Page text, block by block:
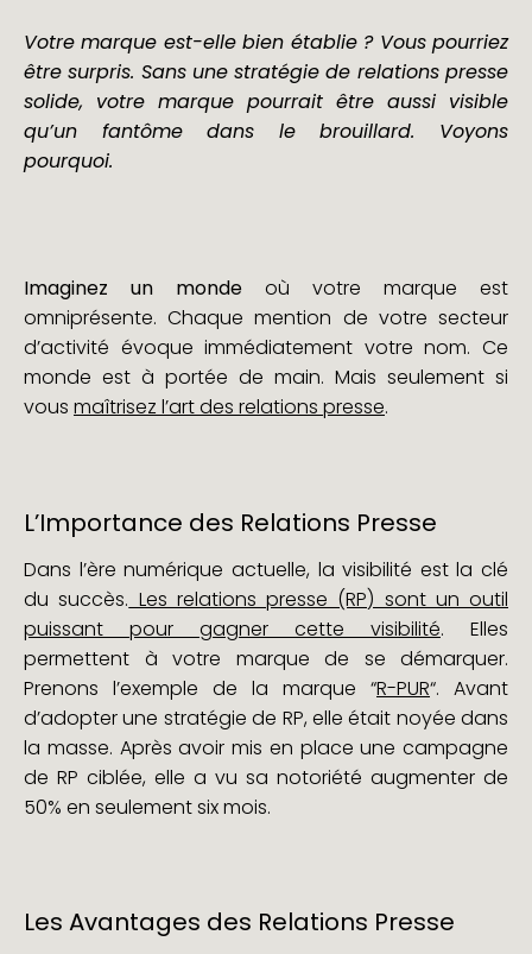
Votre marque est-elle bien établie ? Vous pourriez
être surpris. Sans une stratégie de relations presse
solide, votre marque pourrait être aussi visible
qu’un fantôme dans le brouillard. Voyons
pourquoi.
Imaginez un monde où votre marque est
omniprésente. Chaque mention de votre secteur
d’activité évoque immédiatement votre nom. Ce
monde est à portée de main. Mais seulement si
vous maîtrisez l’art des relations presse.
L’Importance des Relations Presse
Dans l’ère numérique actuelle, la visibilité est la clé
du succès. Les relations presse (RP) sont un outil
puissant pour gagner cette visibilité. Elles
permettent à votre marque de se démarquer.
Prenons l’exemple de la marque “R-PUR“. Avant
d’adopter une stratégie de RP, elle était noyée dans
la masse. Après avoir mis en place une campagne
de RP ciblée, elle a vu sa notoriété augmenter de
50% en seulement six mois.
Les Avantages des Relations Presse